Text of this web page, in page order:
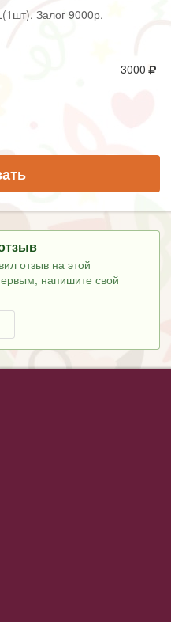
Залог 9000р.
3000
отзыв на этой
напишите свой